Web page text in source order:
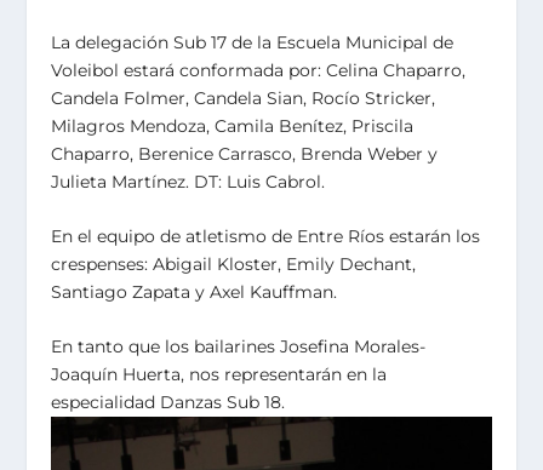
La delegación Sub 17 de la Escuela Municipal de
Voleibol estará conformada por: Celina Chaparro,
Candela Folmer, Candela Sian, Rocío Stricker,
Milagros Mendoza, Camila Benítez, Priscila
Chaparro, Berenice Carrasco, Brenda Weber y
Julieta Martínez. DT: Luis Cabrol.
En el equipo de atletismo de Entre Ríos estarán los
crespenses: Abigail Kloster, Emily Dechant,
Santiago Zapata y Axel Kauffman.
En tanto que los bailarines Josefina Morales-
Joaquín Huerta, nos representarán en la
especialidad Danzas Sub 18.